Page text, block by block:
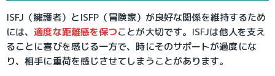
ISFJ（擁護者）とISFP（冒険家）が良好な関係を維持するため
には、適度な距離感を保つことが大切です。ISFJは他人を支え
ることに喜びを感じる一方で、時にそのサポートが過度にな
り、相手に重荷を感じさせてしまうことがあります。